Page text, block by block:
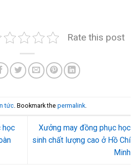
Rate this post
tức . Bookmark the permalink
học
Xưởng may đồng phục học
sinh chất lượng cao ở Hồ Chí
Minh